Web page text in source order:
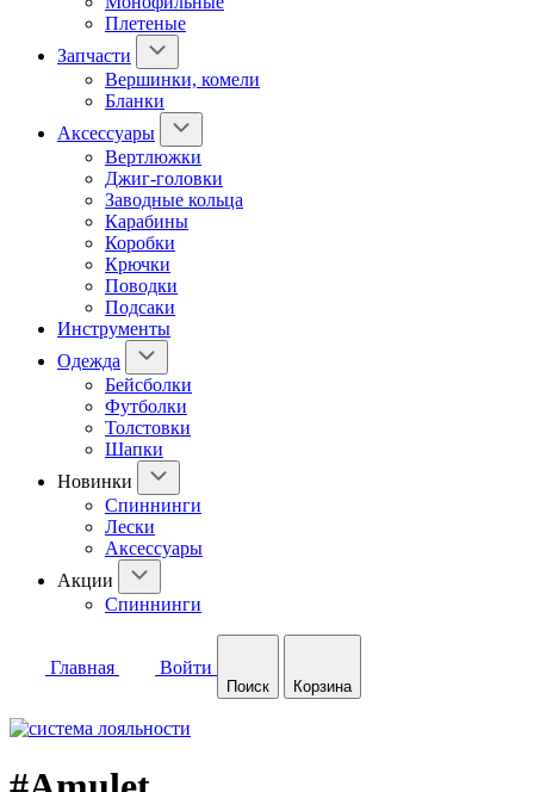
Плетеные
Запчасти
Вершинки, комели
Бланки
Аксессуары
Вертлюжки
Джиг-головки
Заводные кольца
Карабины
Коробки
Крючки
Поводки
Подсаки
Инструменты
Одежда
Бейсболки
Футболки
Толстовки
Шапки
Новинки
Спиннинги
Лески
Аксессуары
Акции
Спиннинги
Главная Войти
Поиск Корзина